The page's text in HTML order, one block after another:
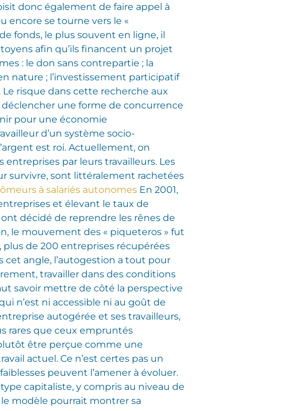
donc également de faire appel à
encore se tourne vers le «
fonds, le plus souvent en ligne, il
afin qu’ils financent un projet
: le don sans contrepartie ; la
nature ; l’investissement participatif
risque dans cette recherche aux
une forme de concurrence
pour une économie
d’un système socio-
est roi. Actuellement, on
entreprises par leurs travailleurs. Les
survivre, sont littéralement rachetées
à salariés autonomes En 2001,
et élevant le taux de
décidé de reprendre les rênes de
le mouvement des « piqueteros » fut
de 200 entreprises récupérées
cet angle, l’autogestion a tout pour
travailler dans des conditions
savoir mettre de côté la perspective
n’est ni accessible ni au goût de
autogérée et ses travailleurs,
rares que ceux empruntés
être perçue comme une
actuel. Ce n’est certes pas un
peuvent l’amener à évoluer.
capitaliste, y compris au niveau de
modèle pourrait montrer sa